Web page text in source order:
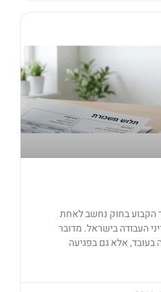
הקבוע בחוק נחשב לאחת
העבודה בישראל. מדובר
בעובד, אלא גם בפגיעה